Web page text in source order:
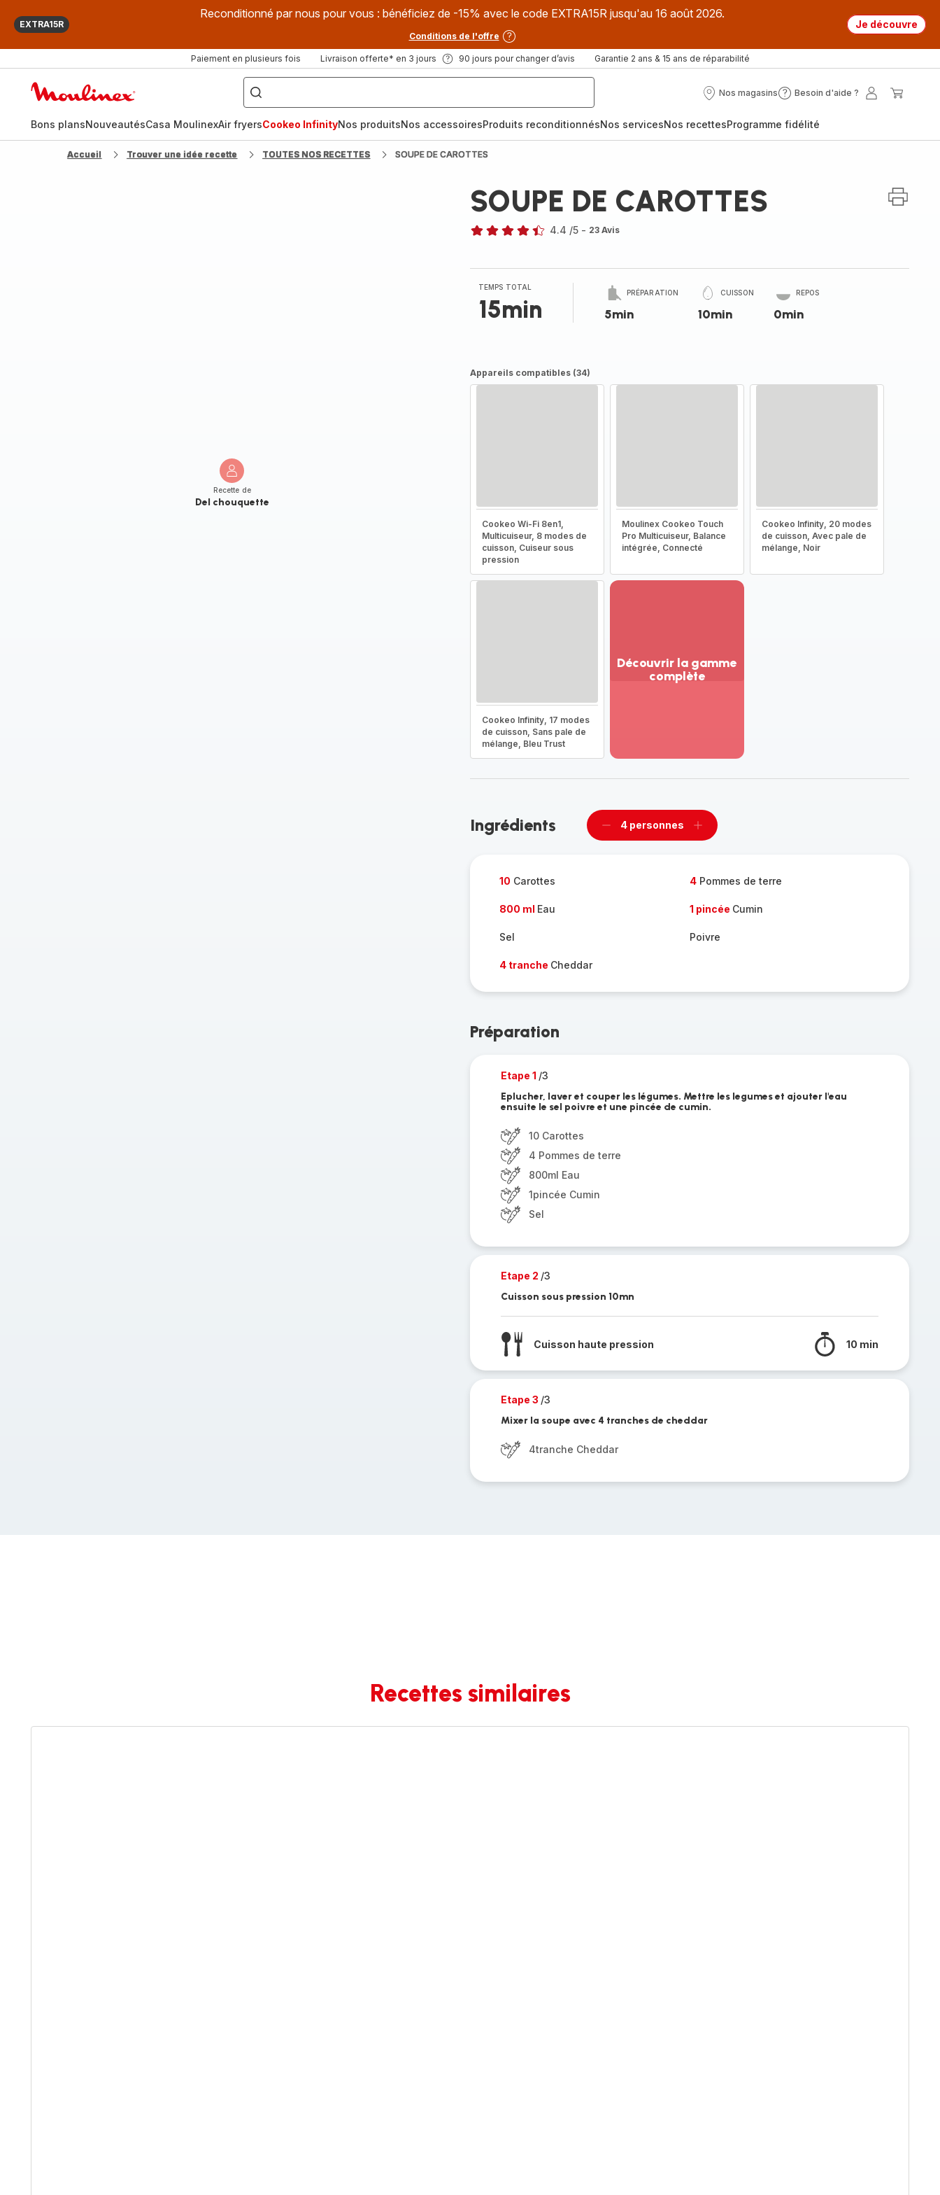
EXTRA15R
Reconditionné par nous pour vous : bénéficiez de -15% avec le code EXTRA15R jusqu'au 16 août 2026.
Conditions de l'offre
Je découvre
Paiement en plusieurs fois Livraison offerte* en 3 jours 90 jours pour changer d’avis Garantie 2 ans & 15 ans de réparabilité
["Que
recherchez-
vous
?",
fryer",
"Companion"]
Nos magasins
Nos
Besoin d'aide ?
Besoin
?
Mon
Bons plansNouveautésCasa MoulinexAir fryersCookeo InfinityNos produitsNos accessoiresProduits reconditionnésNos servicesNos recettesProgramme fidélité
Accueil Trouver une idée recette TOUTES NOS RECETTES SOUPE DE CAROTTES
Recette de
Del chouquette
SOUPE DE CAROTTES
4.4 /5 - 23 Avis
TEMPS TOTAL
15min
PRÉPARATION
5min
CUISSON
10min
REPOS
0min
Appareils compatibles (34)
Cookeo Wi-Fi 8en1,
Multicuiseur, 8 modes de
cuisson, Cuiseur sous
pression
Moulinex Cookeo Touch
Pro Multicuiseur, Balance
intégrée, Connecté
Cookeo Infinity, 20 modes
de cuisson, Avec pale de
mélange, Noir
Cookeo Infinity, 17 modes
de cuisson, Sans pale de
mélange, Bleu Trust
Découvrir la gamme
complète
gamme
Ingrédients
Supprimer
4 personnes
Ajouter
10 Carottes 4Pommes de terre
800 ml Eau 1 pincée Cumin
Sel Poivre
4 tranche Cheddar
Préparation
Etape 1 /3
Eplucher, laver et couper les légumes. Mettre les legumes et ajouter l'eau
ensuite le sel poivre et une pincée de cumin.
10 Carottes
4 Pommes de terre
800ml Eau
1pincée Cumin
Sel
Etape 2 /3
Cuisson sous pression 10mn
Cuisson haute pression 10 min
Etape 3 /3
Mixer la soupe avec 4 tranches de cheddar
4tranche Cheddar
Recettes similaires